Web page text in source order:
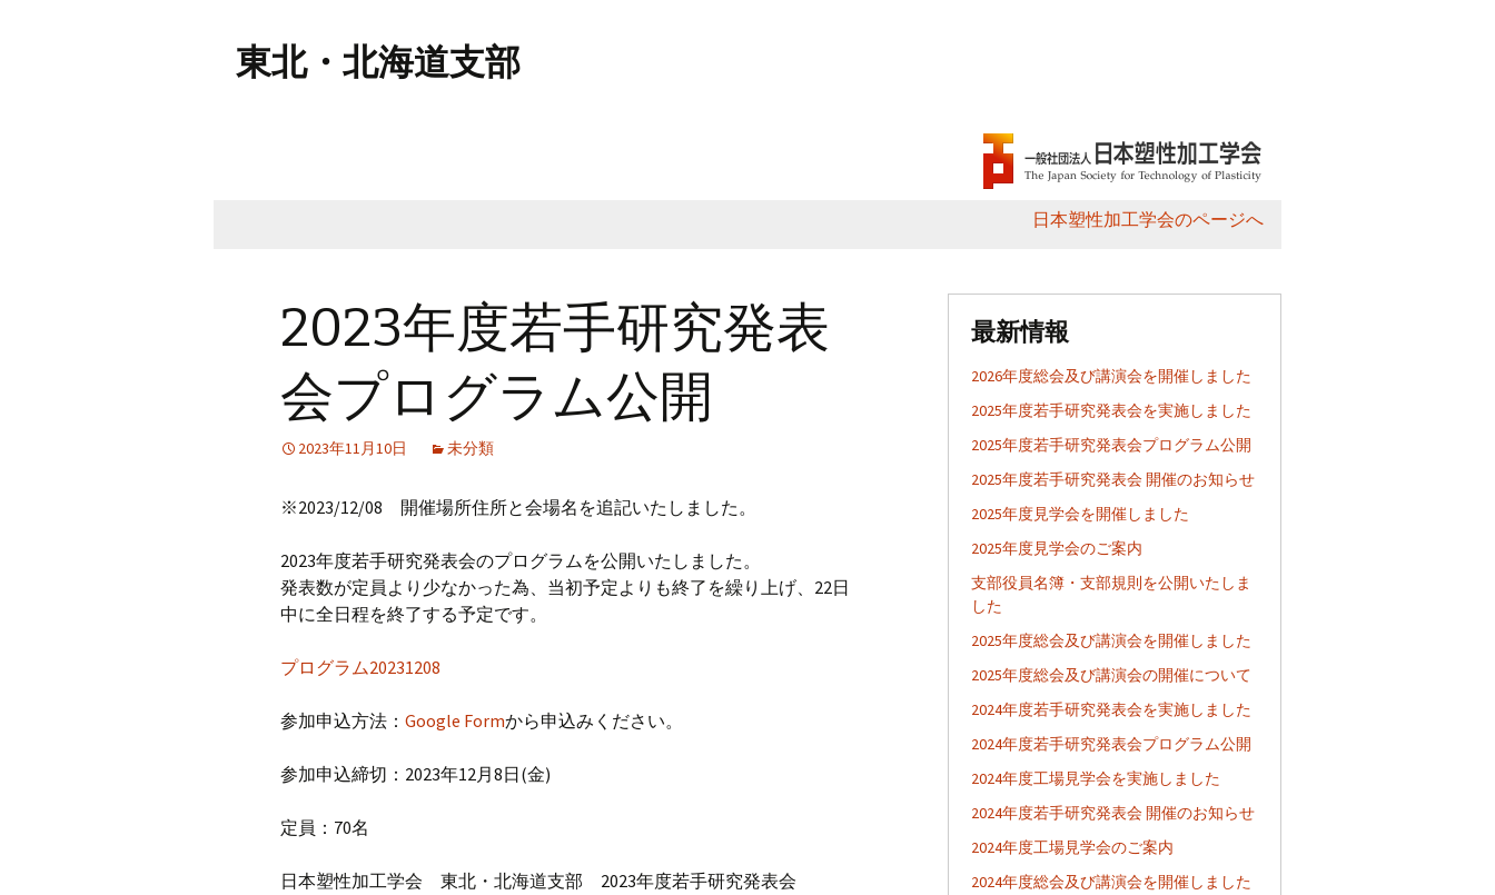
東北・北海道支部
日本塑性加工学会のページへ
2023年度若手研究発表
会プログラム公開
2023年11月10日 未分類
※2023/12/08 開催場所住所と会場名を追記いたしました。
2023年度若手研究発表会のプログラムを公開いたしました。
発表数が定員より少なかった為、当初予定よりも終了を繰り上げ、22日
中に全日程を終了する予定です。
プログラム20231208
参加申込方法： Google Formから申込みください。
参加申込締切：2023年12月8日(金)
定員：70名
日本塑性加工学会 東北・北海道支部 2023年度若手研究発表会
最新情報
2026年度総会及び講演会を開催しました
2025年度若手研究発表会を実施しました
2025年度若手研究発表会プログラム公開
2025年度若手研究発表会 開催のお知らせ
2025年度見学会を開催しました
2025年度見学会のご案内
支部役員名簿・支部規則を公開いたしま
した
2025年度総会及び講演会を開催しました
2025年度総会及び講演会の開催について
2024年度若手研究発表会を実施しました
2024年度若手研究発表会プログラム公開
2024年度工場見学会を実施しました
2024年度若手研究発表会 開催のお知らせ
2024年度工場見学会のご案内
2024年度総会及び講演会を開催しました